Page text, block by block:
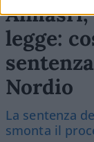
Almasri,
legge:
Nordio
La sentenza
smonta il